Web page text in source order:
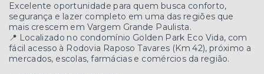
Excelente oportunidade para quem busca conforto,
segurança e lazer completo em uma das regiões que
mais crescem em Vargem Grande Paulista.
📍 Localizado no condomínio Golden Park Eco Vida, com
fácil acesso à Rodovia Raposo Tavares (Km 42), próximo a
mercados, escolas, farmácias e comércios da região.